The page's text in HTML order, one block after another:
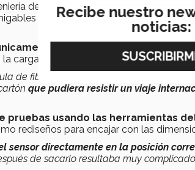
de campus Sonora Norte, la
con el medio ambiente, por lo
con cartón
y para la
carga.
de fibra de acrílico en la parte superior,
que pudiera resistir un viaje
pruebas usando las herramientas
rediseños para encajar con las
sensor directamente en la posición
de sacarlo resultaba muy
Recibe nuestro
noticias: